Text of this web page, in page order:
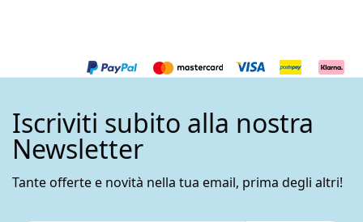
Iscriviti subito alla nostra
Newsletter
Tante offerte e novità nella tua email, prima degli altri!